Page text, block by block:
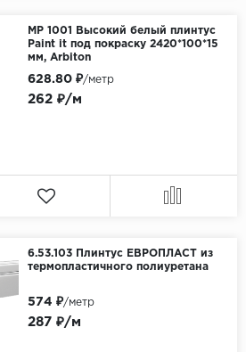
МР 1001 Высокий белый плинтус
Paint it под покраску 2420*100*15
мм, Arbiton
262 ₽/м
628.80 ₽/метр
6.53.103 Плинтус ЕВРОПЛАСТ из
термопластичного полиуретана
287 ₽/м
574 ₽/метр